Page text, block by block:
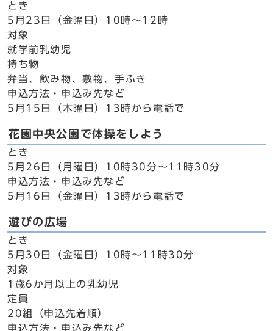
とき
5月23日（金曜日）10時～12時
対象
就学前乳幼児
持ち物
弁当、飲み物、敷物、手ふき
申込方法・申込み先など
5月15日（木曜日）13時から電話で
花園中央公園で体操をしよう
とき
5月26日（月曜日）10時30分～11時30分
申込方法・申込み先など
5月16日（金曜日）13時から電話で
遊びの広場
とき
5月30日（金曜日）10時～11時30分
対象
1歳6か月以上の乳幼児
定員
20組（申込先着順）
申込方法・申込み先など